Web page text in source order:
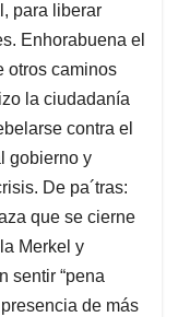
para liberar
Enhorabuena el
otros caminos
la ciudadanía
contra el
gobierno y
De pa´tras:
que se cierne
Merkel y
sentir “pena
de más